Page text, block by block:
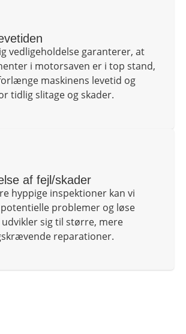
vedligeholdelse garanterer, at
i motorsaven er i top stand,
maskinens levetid og
tidlig slitage og skader.
af fejl/skader
hyppige inspektioner kan vi
problemer og løse
sig til større, mere
reparationer.